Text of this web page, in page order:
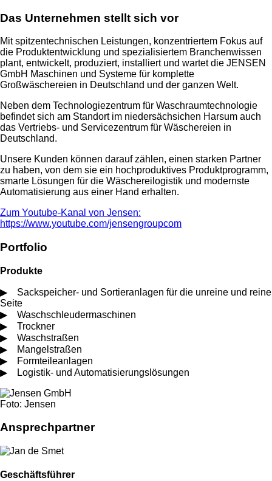
Das Unternehmen stellt sich vor
Mit spitzentechnischen Leistungen, konzentriertem Fokus auf
die Produktentwicklung und spezialisiertem Branchenwissen
plant, entwickelt, produziert, installiert und wartet die JENSEN
GmbH Maschinen und Systeme für komplette
Großwäschereien in Deutschland und der ganzen Welt.
Neben dem Technologiezentrum für Waschraumtechnologie
befindet sich am Standort im niedersächsichen Harsum auch
das Vertriebs- und Servicezentrum für Wäschereien in
Deutschland.
Unsere Kunden können darauf zählen, einen starken Partner
zu haben, von dem sie ein hochproduktives Produktprogramm,
smarte Lösungen für die Wäschereilogistik und modernste
Automatisierung aus einer Hand erhalten.
Zum Youtube-Kanal von Jensen:
https://www.youtube.com/jensengroupcom
Portfolio
Produkte
▶ Sackspeicher- und Sortieranlagen für die unreine und reine
Seite
▶ Waschschleudermaschinen
▶ Trockner
▶ Waschstraßen
▶ Mangelstraßen
▶ Formteileanlagen
▶ Logistik- und Automatisierungslösungen
Foto: Jensen
Ansprechpartner
Geschäftsführer